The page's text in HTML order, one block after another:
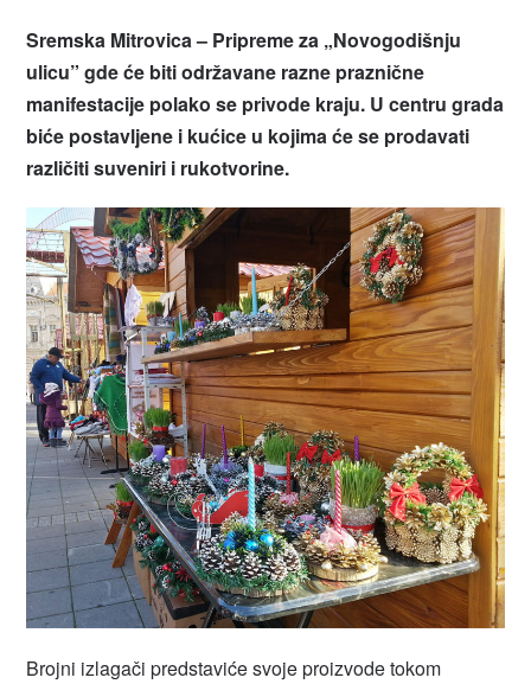
Sremska Mitrovica – Pripreme za „Novogodišnju
ulicu” gde će biti održavane razne praznične
manifestacije polako se privode kraju. U centru grada
biće postavljene i kućice u kojima će se prodavati
različiti suveniri i rukotvorine.
Brojni izlagači predstaviće svoje proizvode tokom